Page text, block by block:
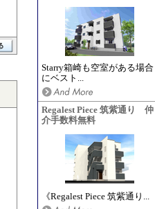
Starry箱崎も空室がある場合
にベスト...
Regalest Piece 筑紫通り 仲
介手数料無料
《Regalest Piece 筑紫通り...